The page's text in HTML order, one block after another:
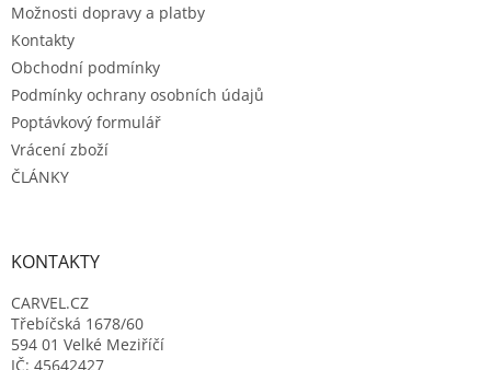
Možnosti dopravy a platby
Kontakty
Obchodní podmínky
Podmínky ochrany osobních údajů
Poptávkový formulář
Vrácení zboží
ČLÁNKY
KONTAKTY
CARVEL.CZ
Třebíčská 1678/60
594 01 Velké Meziříčí
IČ: 45642427